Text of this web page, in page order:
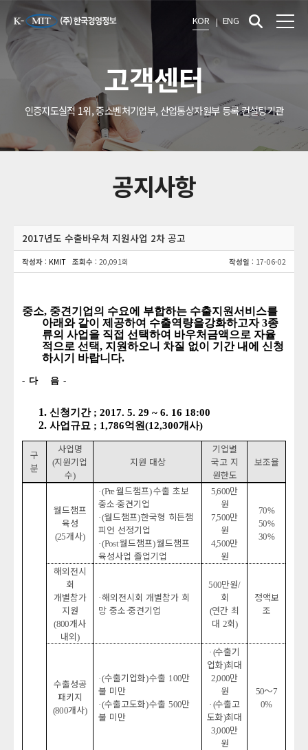
KOR ENG
고객센터
인증지도실적 1위, 중소벤처기업부, 산업통상자원부 등록 컨설팅기관
공지사항
2017년도 수출바우처 지원사업 2차 공고
작성자 : KMIT 조회수 : 20,091회 작성일 : 17-06-02
중소, 중견기업의 수요에 부합하는 수출지원서비스를
아래와 같이 제공하여 수출역량을강화하고자 3종
류의 사업을 직접 선택하여 바우처금액으로 자율
적으로 선택, 지원하오니 차질 없이 기간 내에 신청
하시기 바랍니다.
- 다 음 -
신청기간 ; 2017. 5. 29 ~ 6. 16 18:00
사업규묘 ; 1,786억원(12,300개사)
구
분
사업명
(지원기업
수)
지원 대상
기업별
국고 지
원한도
보조율
월드챔프
육성
(25개사)
· (Pre월드챔프)수출 초보
중소·중견기업
· (월드챔프)한국형 히든챔
피언 선정기업
· (Post월드챔프)월드챔프
육성사업 졸업기업
5,600만
원
7,500만
원
4,500만
원
70%
50%
30%
해외전시
회
개별참가
지원
(800개사
내외)
·해외전시회 개별참가 희
망 중소·중견기업
500만원/
회
(연간 최
대 2회)
정액보
조
수출성공
패키지
(800개사)
· (수출기업화)수출 100만
불 미만
· (수출고도화)수출500만
불 미만
· (수출기
업화)최대
2,000만
원
· (수출고
도화)최대
3,000만
원
50～7
0%